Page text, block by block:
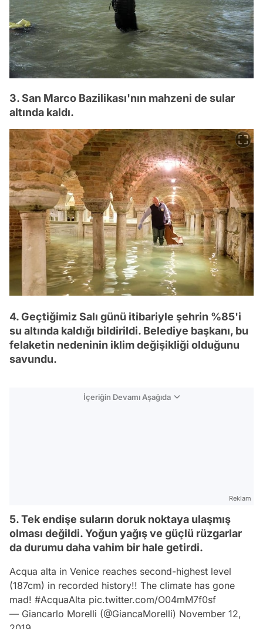
3. San Marco Bazilikası'nın mahzeni de sular
altında kaldı.
4. Geçtiğimiz Salı günü itibariyle şehrin %85'i
su altında kaldığı bildirildi. Belediye başkanı, bu
felaketin nedeninin iklim değişikliği olduğunu
savundu.
İçeriğin Devamı Aşağıda
Reklam
5. Tek endişe suların doruk noktaya ulaşmış
olması değildi. Yoğun yağış ve güçlü rüzgarlar
da durumu daha vahim bir hale getirdi.
Acqua alta in Venice reaches second-highest level
(187cm) in recorded history!! The climate has gone
mad! #AcquaAlta pic.twitter.com/O04mM7f0sf
— Giancarlo Morelli (@GiancaMorelli) November 12,